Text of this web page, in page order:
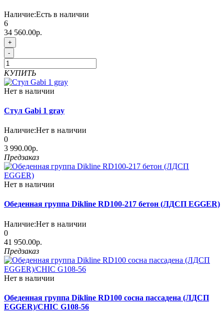
Наличие:Есть в наличии
6
34 560.00р.
+
-
КУПИТЬ
Нет в наличии
Стул Gabi 1 gray
Наличие:Нет в наличии
0
3 990.00р.
Предзаказ
Нет в наличии
Обеденная группа Dikline RD100-217 бетон (ЛДСП EGGER)
Наличие:Нет в наличии
0
41 950.00р.
Предзаказ
Нет в наличии
Обеденная группа Dikline RD100 сосна пассадена (ЛДСП
EGGER)/CHIC G108-56